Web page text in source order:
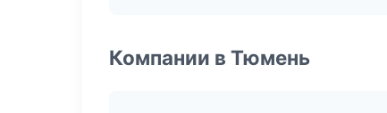
Компании в Тюмень